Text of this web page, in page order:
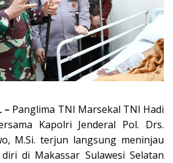
– Panglima TNI Marsekal TNI Hadi
Kapolri Jenderal Pol. Drs.
M.Si. terjun langsung meninjau
di Makassar Sulawesi Selatan